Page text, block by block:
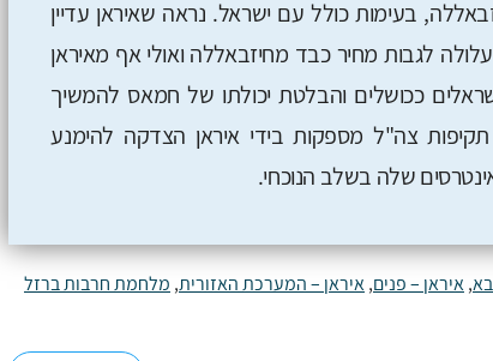
בעימות כולל עם ישראל. נראה שאיראן עדיין
לגבות מחיר כבד מחיזבאללה ואולי אף מאיראן
ככושלים והבלטת יכולתו של חמאס להמשיך
צה"ל מספקות בידי איראן הצדקה להימנע
שלה בשלב הנוכחי.
,איראן – פנים,איראן – המערכת האזורית, מלחמת חרבות ברזל